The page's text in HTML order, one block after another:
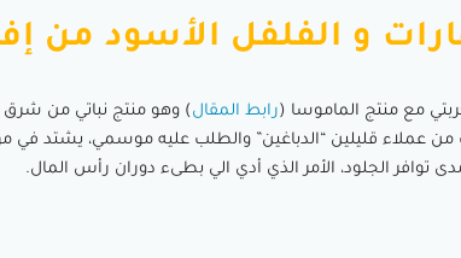
و الفلفل الأسود من
مع منتج الماموسا ( رابط المقال ) وهو منتج نباتي من شرق
من عملاء قليلين “الدباغين” والطلب عليه موسمي، يشتد في
توافر الجلود، الأمر الذي أدي الي بطىء دوران رأس المال.